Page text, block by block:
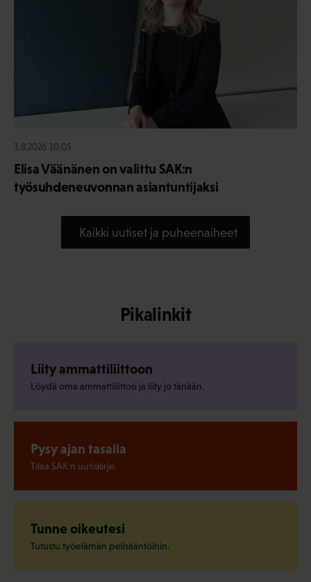
3.8.2026 10:05
Elisa Väänänen on valittu SAK:n
työsuhdeneuvonnan asiantuntijaksi
Kaikki uutiset ja puheenaiheet
Pikalinkit
Liity ammattiliittoon
Löydä oma ammattiliittosi ja liity jo tänään.
Pysy ajan tasalla
Tilaa SAK:n uutiskirje.
Tunne oikeutesi
Tutustu työelämän pelisääntöihin.